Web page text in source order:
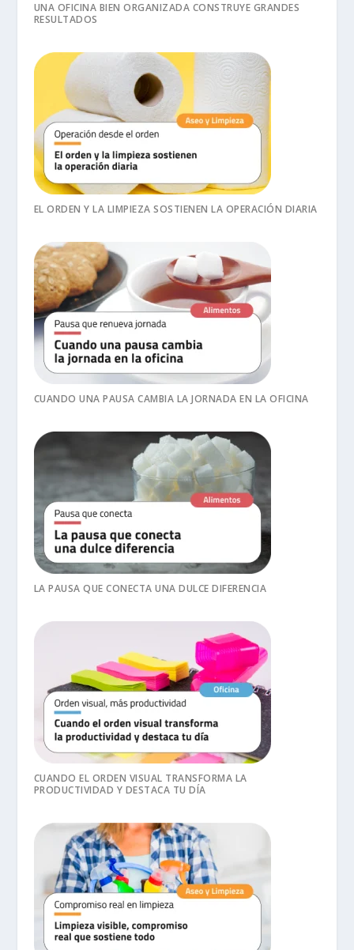
UNA OFICINA BIEN ORGANIZADA CONSTRUYE GRANDES
RESULTADOS
EL ORDEN Y LA LIMPIEZA SOSTIENEN LA OPERACIÓN DIARIA
CUANDO UNA PAUSA CAMBIA LA JORNADA EN LA OFICINA
LA PAUSA QUE CONECTA UNA DULCE DIFERENCIA
CUANDO EL ORDEN VISUAL TRANSFORMA LA
PRODUCTIVIDAD Y DESTACA TU DÍA